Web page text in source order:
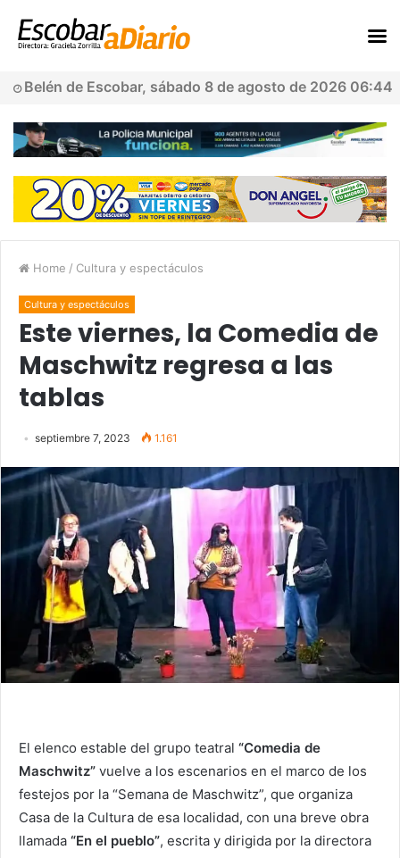
Belén de Escobar, sábado 8 de agosto de 2026 06:44
Home / Cultura y espectáculos
Cultura y espectáculos
Este viernes, la Comedia de
Maschwitz regresa a las
tablas
septiembre 7, 2023 1.161
El elenco estable del grupo teatral “Comedia de
Maschwitz” vuelve a los escenarios en el marco de los
festejos por la “Semana de Maschwitz”, que organiza
Casa de la Cultura de esa localidad, con una breve obra
llamada “En el pueblo”, escrita y dirigida por la directora